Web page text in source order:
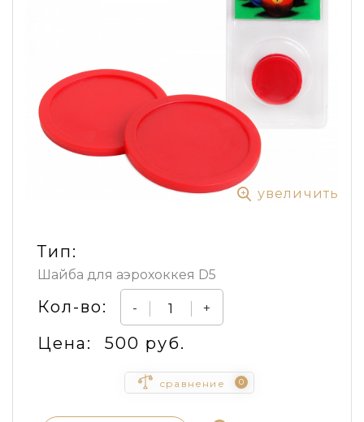
увеличить
Тип:
Шайба для аэрохоккея D5
Кол-во: - +
Цена: 500 руб.
сравнение 0